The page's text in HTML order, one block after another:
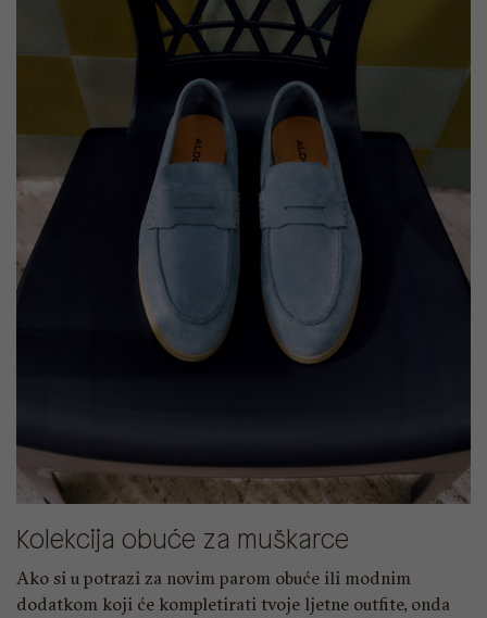
Kolekcija obuće za muškarce
Ako si u potrazi za novim parom obuće ili modnim
dodatkom koji će kompletirati tvoje ljetne outfite, onda